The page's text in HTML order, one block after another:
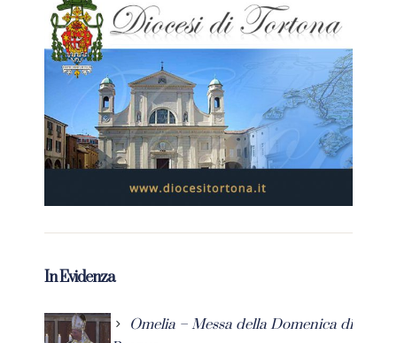
In Evidenza
Omelia – Messa della Domenica di